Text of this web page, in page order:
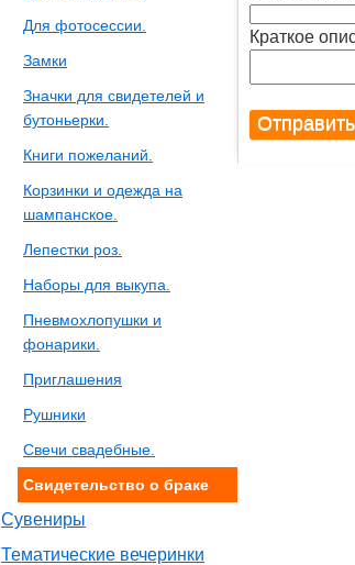
Для фотосессии.
Замки
Значки для свидетелей и
бутоньерки.
Книги пожеланий.
Корзинки и одежда на
шампанское.
Лепестки роз.
Наборы для выкупа.
Пневмохлопушки и
фонарики.
Приглашения
Рушники
Свечи свадебные.
Свидетельство о браке
Сувениры
Тематические вечеринки
Краткое